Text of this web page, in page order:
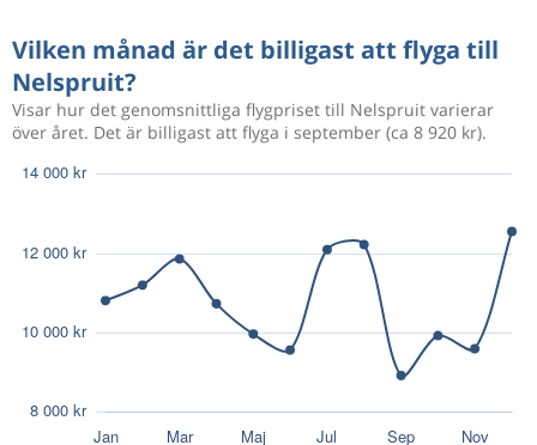
Vilken månad är det billigast att flyga till
Nelspruit?
Visar hur det genomsnittliga flygpriset till Nelspruit varierar
över året. Det är billigast att flyga i september (ca 8 920 kr).